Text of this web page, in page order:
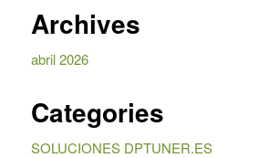
Archives
abril 2026
Categories
SOLUCIONES DPTUNER.ES